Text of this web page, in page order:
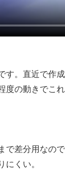
す。直近で作
度の動きでこ
で差分用なの
くい。